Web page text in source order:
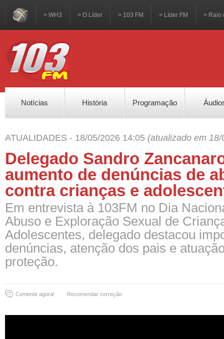
> WH3 > O Líder > 103 FM > Líder FM > Raio
Notícias História Programação
ATUALIDADES - 18/05/2026 14:05 (atualizado em
Delegado Sandro
aumento de denúncias de
contra crianças e
Em entrevista à 103FM no Dia
Abuso e Exploração Sexual de
Adolescentes, delegado destacou
denúncias, atenção dos pais e
proteção.
Comente agora! Recomendar correção